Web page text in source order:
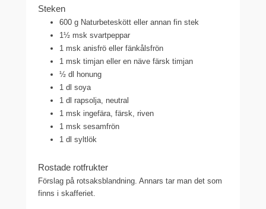
Steken
600 g Naturbeteskött eller annan fin stek
1½ msk svartpeppar
1 msk anisfrö eller fänkålsfrön
1 msk timjan eller en näve färsk timjan
½ dl honung
1 dl soya
1 dl rapsolja, neutral
1 msk ingefära, färsk, riven
1 msk sesamfrön
1 dl syltlök
Rostade rotfrukter
Förslag på rotsaksblandning. Annars tar man det som
finns i skafferiet.